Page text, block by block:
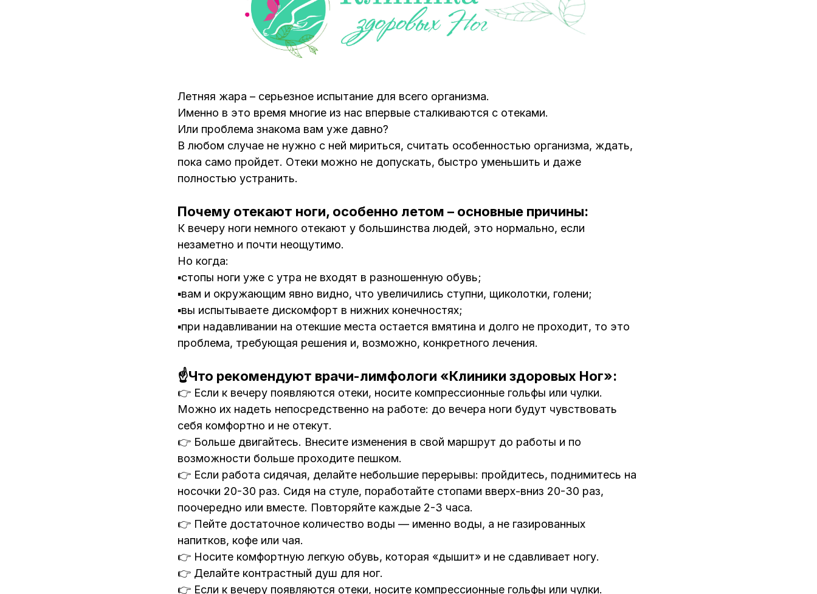
Летняя жара – серьезное испытание для всего организма.
Именно в это время многие из нас впервые сталкиваются с отеками.
Или проблема знакома вам уже давно?
В любом случае не нужно с ней мириться, считать особенностью организма, ждать,
пока само пройдет. Отеки можно не допускать, быстро уменьшить и даже
полностью устранить.
Почему отекают ноги, особенно летом – основные причины:
К вечеру ноги немного отекают у большинства людей, это нормально, если
незаметно и почти неощутимо.
Но когда:
▪️стопы ноги уже с утра не входят в разношенную обувь;
▪️вам и окружающим явно видно, что увеличились ступни, щиколотки, голени;
▪️вы испытываете дискомфорт в нижних конечностях;
▪️при надавливании на отекшие места остается вмятина и долго не проходит, то это
проблема, требующая решения и, возможно, конкретного лечения.
☝️Что рекомендуют врачи-лимфологи «Клиники здоровых Ног»:
👉 Если к вечеру появляются отеки, носите компрессионные гольфы или чулки.
Можно их надеть непосредственно на работе: до вечера ноги будут чувствовать
себя комфортно и не отекут.
👉 Больше двигайтесь. Внесите изменения в свой маршрут до работы и по
возможности больше проходите пешком.
👉 Если работа сидячая, делайте небольшие перерывы: пройдитесь, поднимитесь на
носочки 20-30 раз. Сидя на стуле, поработайте стопами вверх-вниз 20-30 раз,
поочередно или вместе. Повторяйте каждые 2-3 часа.
👉 Пейте достаточное количество воды — именно воды, а не газированных
напитков, кофе или чая.
👉 Носите комфортную легкую обувь, которая «дышит» и не сдавливает ногу.
👉 Делайте контрастный душ для ног.
👉 Если к вечеру появляются отеки, носите компрессионные гольфы или чулки.